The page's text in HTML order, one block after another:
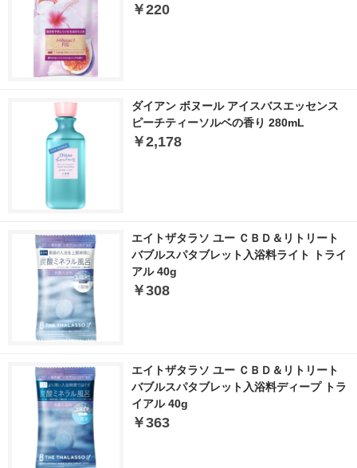
￥220
ダイアン ボヌール アイスバスエッセンス
ピーチティーソルベの香り 280mL
￥2,178
エイトザタラソ ユー ＣＢＤ＆リトリート
バブルスパタブレット入浴料ライト トライ
アル 40g
￥308
エイトザタラソ ユー ＣＢＤ＆リトリート
バブルスパタブレット入浴料ディープ トラ
イアル 40g
￥363